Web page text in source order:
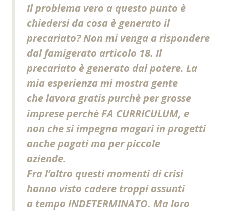
Il problema vero a questo punto è
chiedersi da cosa è generato il
precariato? Non mi venga a rispondere
dal famigerato articolo 18. Il
precariato è generato dal potere. La
mia esperienza mi mostra gente
che lavora gratis purchè per grosse
imprese perchè FA CURRICULUM, e
non che si impegna magari in progetti
anche pagati ma per piccole
aziende.
Fra l’altro questi momenti di crisi
hanno visto cadere troppi assunti
a tempo INDETERMINATO. Ma loro